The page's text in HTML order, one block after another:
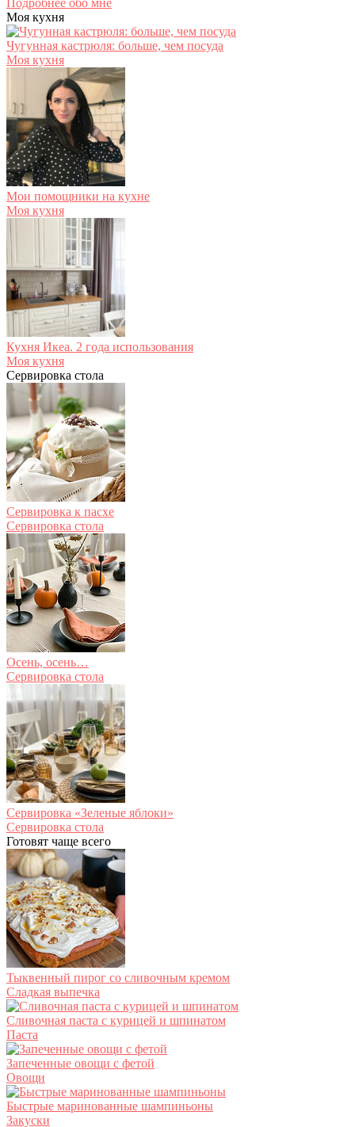
Подробнее обо мне
Моя кухня
Чугунная кастрюля: больше, чем посуда
Моя кухня
Мои помощники на кухне
Моя кухня
Кухня Икеа. 2 года использования
Моя кухня
Сервировка стола
Сервировка к пасхе
Сервировка стола
Осень, осень…
Сервировка стола
Сервировка «Зеленые яблоки»
Сервировка стола
Готовят чаще всего
Тыквенный пирог со сливочным кремом
Сладкая выпечка
Сливочная паста с курицей и шпинатом
Паста
Запеченные овощи с фетой
Овощи
Быстрые маринованные шампиньоны
Закуски